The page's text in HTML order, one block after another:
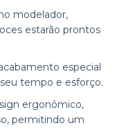
modelador,
estarão prontos
especial
tempo e esforço.
ergonômico,
permitindo um